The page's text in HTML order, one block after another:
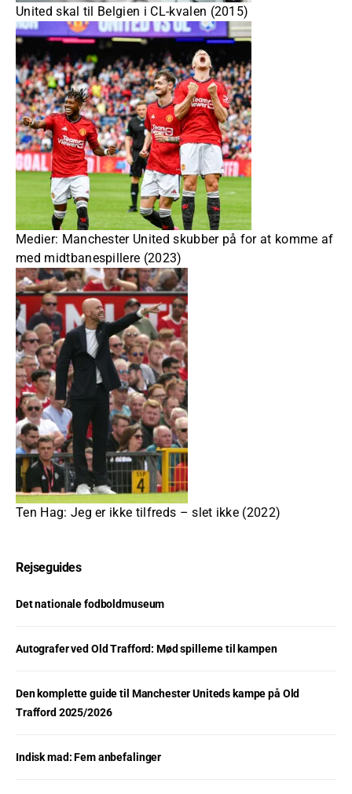
United skal til Belgien i CL-kvalen (2015)
Medier: Manchester United skubber på for at komme af
med midtbanespillere (2023)
Ten Hag: Jeg er ikke tilfreds – slet ikke (2022)
Rejseguides
Det nationale fodboldmuseum
Autografer ved Old Trafford: Mød spillerne til kampen
Den komplette guide til Manchester Uniteds kampe på Old
Trafford 2025/2026
Indisk mad: Fem anbefalinger